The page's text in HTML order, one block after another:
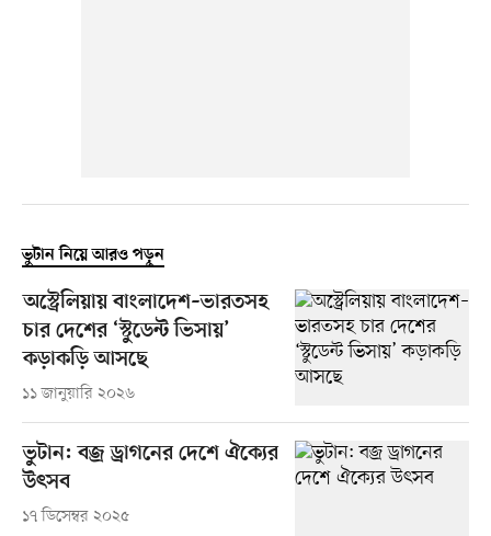
ভুটান নিয়ে আরও পড়ুন
অস্ট্রেলিয়ায় বাংলাদেশ–ভারতসহ
চার দেশের ‘স্টুডেন্ট ভিসায়’
কড়াকড়ি আসছে
১১ জানুয়ারি ২০২৬
ভুটান: বজ্র ড্রাগনের দেশে ঐক্যের
উৎসব
১৭ ডিসেম্বর ২০২৫